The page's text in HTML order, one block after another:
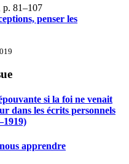
p. 81–107
penser les
si la foi ne venait
dans les écrits personnels
apprendre